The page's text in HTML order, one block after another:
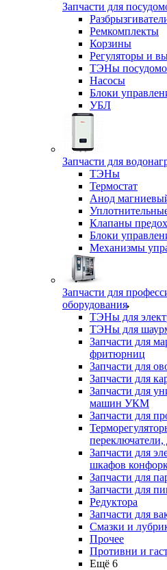
Запчасти для
Ремкомплекты
Корзины
Регуляторы и
ТЭНы
Насосы
Блоки
УБЛ
Запчасти для
ТЭНы
Термостат
Анод
Клапаны
Блоки
Механизмы
Запчасти для
оборудования
ТЭНы для
ТЭНы для
Запчасти для
фритюрниц
Запчасти для
Запчасти для
Запчасти для
машин УКМ
Запчасти для
переключатели,
Запчасти для
шкафов
Запчасти для
Запчасти для
Редуктора
Запчасти для
Смазки и
Прочее
Противни и
Ещё 6